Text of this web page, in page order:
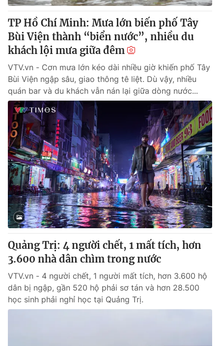
TP Hồ Chí Minh: Mưa lớn biến phố Tây
Bùi Viện thành “biển nước”, nhiều du
khách lội mưa giữa đêm
VTV.vn - Cơn mưa lớn kéo dài nhiều giờ khiến phố Tây
Bùi Viện ngập sâu, giao thông tê liệt. Dù vậy, nhiều
quán bar và du khách vẫn nán lại giữa dòng nước...
Quảng Trị: 4 người chết, 1 mất tích, hơn
3.600 nhà dân chìm trong nước
VTV.vn - 4 người chết, 1 người mất tích, hơn 3.600 hộ
dân bị ngập, gần 520 hộ phải sơ tán và hơn 28.500
học sinh phải nghỉ học tại Quảng Trị.